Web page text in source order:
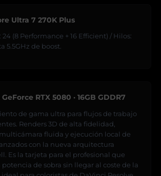
Ultra 7 270K Plus
24 (8 Performance + 16 Efficient) / Hilos:
5.5GHz de boost.
RTX 5080 · 16GB GDDR7
de gama ultra para flujos de trabajo
Renders 3D de alta fidelidad,
fluida y ejecución local de
con la nueva arquitectura
Es la tarjeta para el profesional que
potencia de sobra sin llegar al coste de la